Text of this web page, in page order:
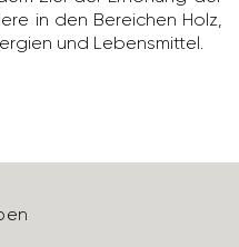
in den Berei­chen Holz,
und Lebens­mittel.